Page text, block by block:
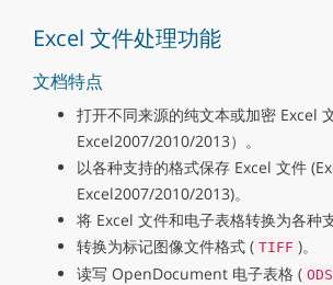
Excel 文件处理功能
文档特点
打开不同来源的纯文本或加密 Excel
Excel2007/2010/2013）。
以各种支持的格式保存 Excel 文件
Excel2007/2010/2013)。
将 Excel 文件和电子表格转换为各种
转换为标记图像文件格式 ( TIFF )。
读写 OpenDocument 电子表格 ( ODS